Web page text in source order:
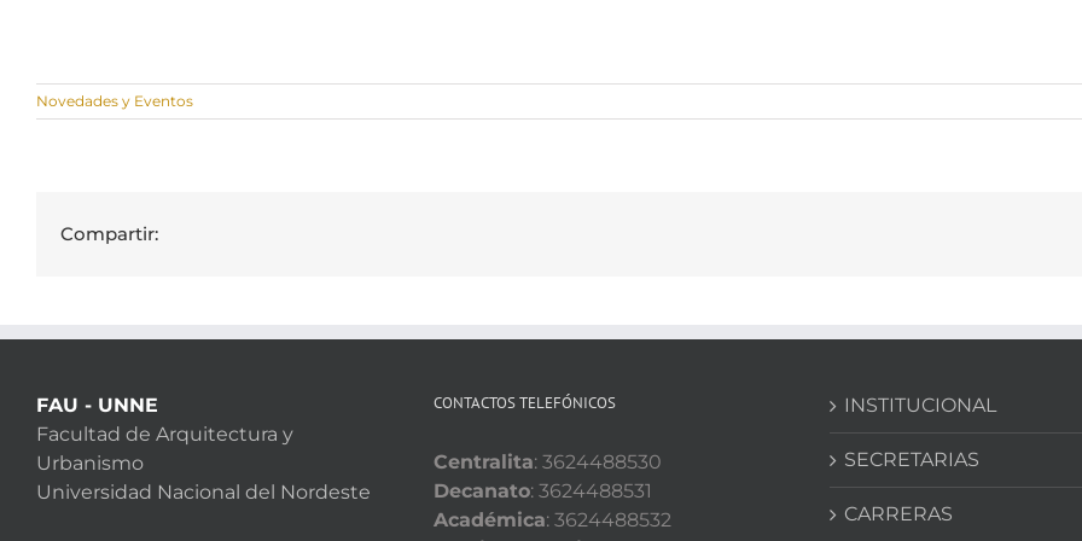
Novedades y Eventos
Compartir:
FAU - UNNE
Facultad de Arquitectura y
Urbanismo
Universidad Nacional del Nordeste
CONTACTOS TELEFÓNICOS
Centralita: 3624488530
Decanato: 3624488531
Académica: 3624488532
INSTITUCIONAL
SECRETARIAS
CARRERAS